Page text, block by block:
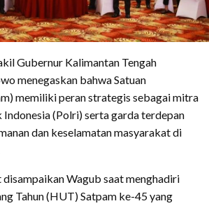
Gubernur Kalimantan Tengah
menegaskan bahwa Satuan
memiliki peran strategis sebagai mitra
(Polri) serta garda terdepan
dan keselamatan masyarakat di
disampaikan Wagub saat menghadiri
Tahun (HUT) Satpam ke-45 yang